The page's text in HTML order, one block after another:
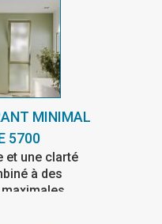
MINIMAL
5700
et une clarté
à des